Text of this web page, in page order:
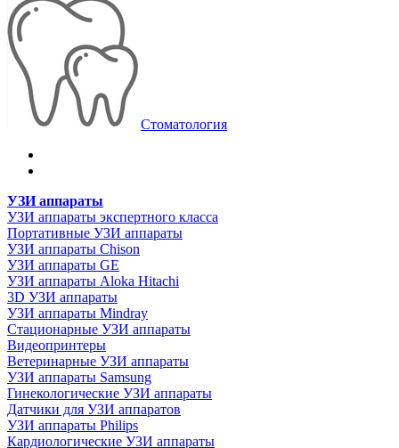
Стоматология
УЗИ аппараты
УЗИ аппараты экспертного класса
Портативные УЗИ аппараты
УЗИ аппараты Chison
УЗИ аппараты GE
УЗИ аппараты Aloka Hitachi
3D УЗИ аппараты
УЗИ аппараты Mindray
Стационарные УЗИ аппараты
Видеопринтеры
Ветеринарные УЗИ аппараты
УЗИ аппараты Samsung
Гинекологические УЗИ аппараты
Датчики для УЗИ аппаратов
УЗИ аппараты Philips
Кардиологические УЗИ аппараты